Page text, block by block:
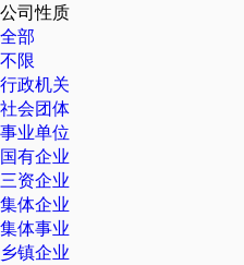
公司性质
全部
不限
行政机关
社会团体
事业单位
国有企业
三资企业
集体企业
集体事业
乡镇企业